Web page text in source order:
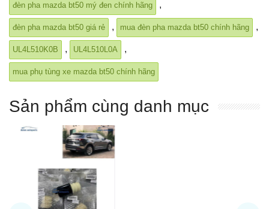
đèn pha mazda bt50 mý đen chính hãng ,
đèn pha mazda bt50 giá rẻ , mua đèn pha mazda bt50 chính hãng ,
UL4L510K0B , UL4L510L0A ,
mua phụ tùng xe mazda bt50 chính hãng
Sản phẩm cùng danh mục